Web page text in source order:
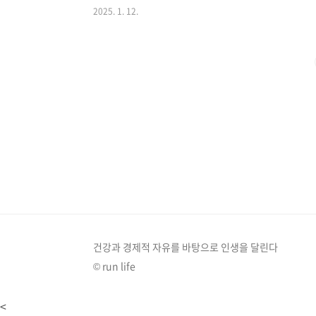
를 추천해 보겠습니다.참고하셔서 따뜻한 마음을 선물
2025. 1. 12.
건강과 경제적 자유를 바탕으로 인생을 달린다
© run life
<